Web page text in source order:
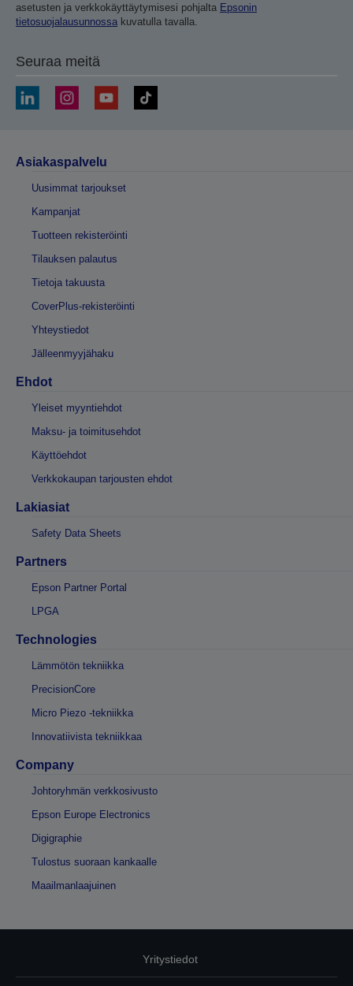
asetusten ja verkkokäyttäytymisesi pohjalta Epsonin
tietosuojalausunnossa kuvatulla tavalla.
Seuraa meitä
Asiakaspalvelu
Uusimmat tarjoukset
Kampanjat
Tuotteen rekisteröinti
Tilauksen palautus
Tietoja takuusta
CoverPlus-rekisteröinti
Yhteystiedot
Jälleenmyyjähaku
Ehdot
Yleiset myyntiehdot
Maksu- ja toimitusehdot
Käyttöehdot
Verkkokaupan tarjousten ehdot
Lakiasiat
Safety Data Sheets
Partners
Epson Partner Portal
LPGA
Technologies
Lämmötön tekniikka
PrecisionCore
Micro Piezo -tekniikka
Innovatiivista tekniikkaa
Company
Johtoryhmän verkkosivusto
Epson Europe Electronics
Digigraphie
Tulostus suoraan kankaalle
Maailmanlaajuinen
Yritystiedot